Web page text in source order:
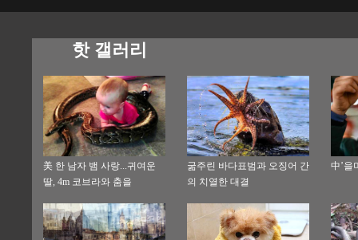
핫 갤러리
美 한 남자 뱀 사랑...귀여운
딸, 4m 코브라와 춤을
굶주린 바다표범과 오징어 간
의 치열한 대결
中’을